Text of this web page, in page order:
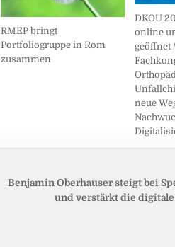
RMEP bringt
Portfoliogruppe in Rom
zusammen
DKOU
online
geöffnet
neue
Benjamin Oberhauser steigt bei
und verstärkt die